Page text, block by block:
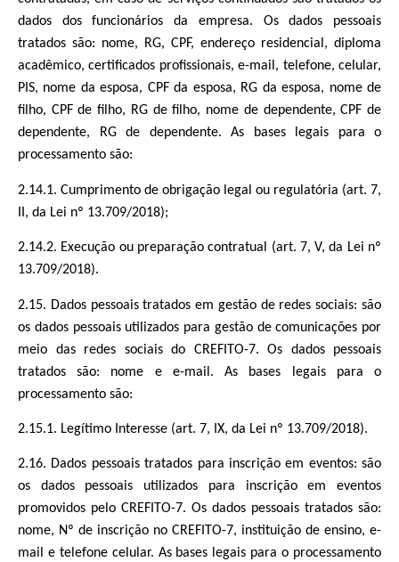
dados dos funcionários da empresa. Os dados pessoais
tratados são: nome, RG, CPF, endereço residencial, diploma
acadêmico, certificados profissionais, e-mail, telefone, celular,
PIS, nome da esposa, CPF da esposa, RG da esposa, nome de
filho, CPF de filho, RG de filho, nome de dependente, CPF de
dependente, RG de dependente. As bases legais para o
processamento são:
2.14.1. Cumprimento de obrigação legal ou regulatória (art. 7,
II, da Lei nº 13.709/2018);
2.14.2. Execução ou preparação contratual (art. 7, V, da Lei nº
13.709/2018).
2.15. Dados pessoais tratados em gestão de redes sociais: são
os dados pessoais utilizados para gestão de comunicações por
meio das redes sociais do CREFITO-7. Os dados pessoais
tratados são: nome e e-mail. As bases legais para o
processamento são:
2.15.1. Legítimo Interesse (art. 7, IX, da Lei nº 13.709/2018).
2.16. Dados pessoais tratados para inscrição em eventos: são
os dados pessoais utilizados para inscrição em eventos
promovidos pelo CREFITO-7. Os dados pessoais tratados são:
nome, Nº de inscrição no CREFITO-7, instituição de ensino, e-
mail e telefone celular. As bases legais para o processamento